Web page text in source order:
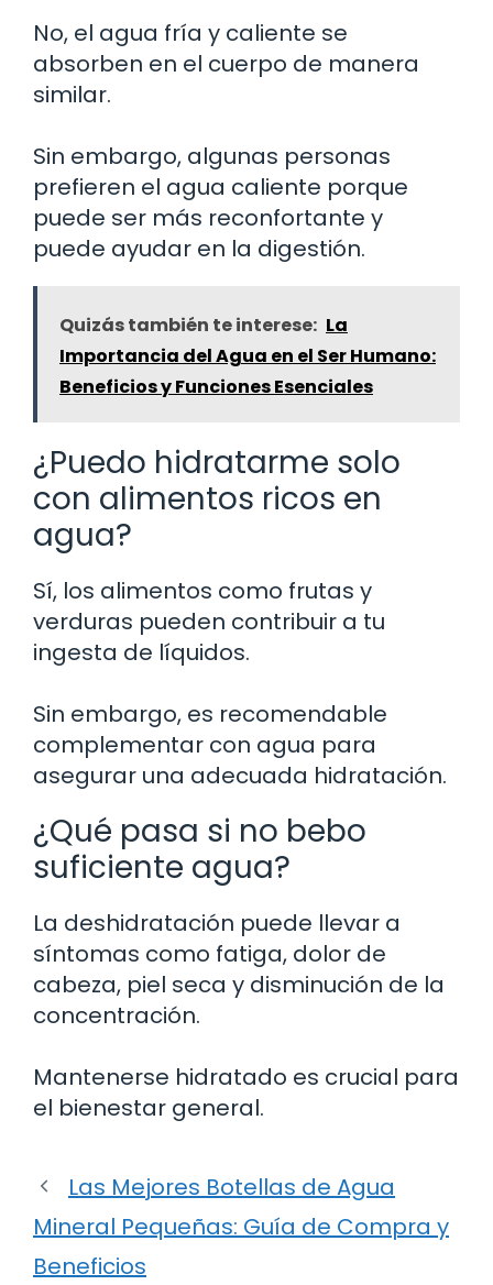
No, el agua fría y caliente se
absorben en el cuerpo de manera
similar.
Sin embargo, algunas personas
prefieren el agua caliente porque
puede ser más reconfortante y
puede ayudar en la digestión.
Quizás también te interese: La
Importancia del Agua en el Ser Humano:
Beneficios y Funciones Esenciales
¿Puedo hidratarme solo
con alimentos ricos en
agua?
Sí, los alimentos como frutas y
verduras pueden contribuir a tu
ingesta de líquidos.
Sin embargo, es recomendable
complementar con agua para
asegurar una adecuada hidratación.
¿Qué pasa si no bebo
suficiente agua?
La deshidratación puede llevar a
síntomas como fatiga, dolor de
cabeza, piel seca y disminución de la
concentración.
Mantenerse hidratado es crucial para
el bienestar general.
Las Mejores Botellas de Agua
Mineral Pequeñas: Guía de Compra y
Beneficios